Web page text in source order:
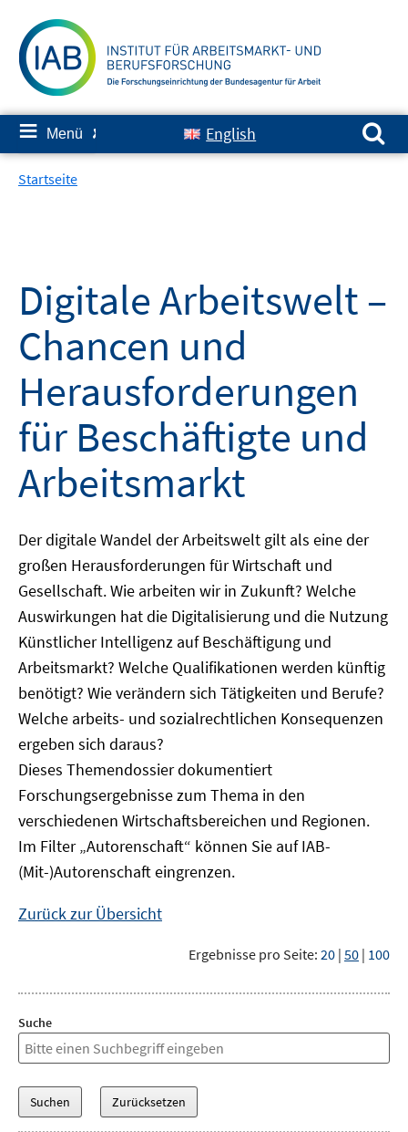
zum
Inhalt
≡ Menü ✘ English
Suchen nach:
Startseite
Digitale Arbeitswelt –
Chancen und
Herausforderungen
für Beschäftigte und
Arbeitsmarkt
Der digitale Wandel der Arbeitswelt gilt als eine der
großen Herausforderungen für Wirtschaft und
Gesellschaft. Wie arbeiten wir in Zukunft? Welche
Auswirkungen hat die Digitalisierung und die Nutzung
Künstlicher Intelligenz auf Beschäftigung und
Arbeitsmarkt? Welche Qualifikationen werden künftig
benötigt? Wie verändern sich Tätigkeiten und Berufe?
Welche arbeits- und sozialrechtlichen Konsequenzen
ergeben sich daraus?
Dieses Themendossier dokumentiert
Forschungsergebnisse zum Thema in den
verschiedenen Wirtschaftsbereichen und Regionen.
Im Filter „Autorenschaft“ können Sie auf IAB-
(Mit-)Autorenschaft eingrenzen.
Zurück zur Übersicht
Ergebnisse pro Seite: 20 | 50 | 100
Suche